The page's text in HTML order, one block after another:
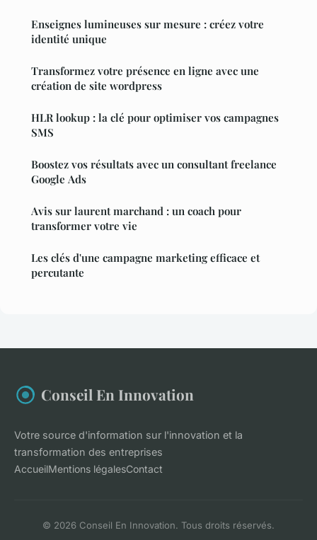
Enseignes lumineuses sur mesure : créez votre
identité unique
Transformez votre présence en ligne avec une
création de site wordpress
HLR lookup : la clé pour optimiser vos campagnes
SMS
Boostez vos résultats avec un consultant freelance
Google Ads
Avis sur laurent marchand : un coach pour
transformer votre vie
Les clés d'une campagne marketing efficace et
percutante
Conseil En Innovation
Votre source d'information sur l'innovation et la
transformation des entreprises
AccueilMentions légalesContact
© 2026 Conseil En Innovation. Tous droits réservés.